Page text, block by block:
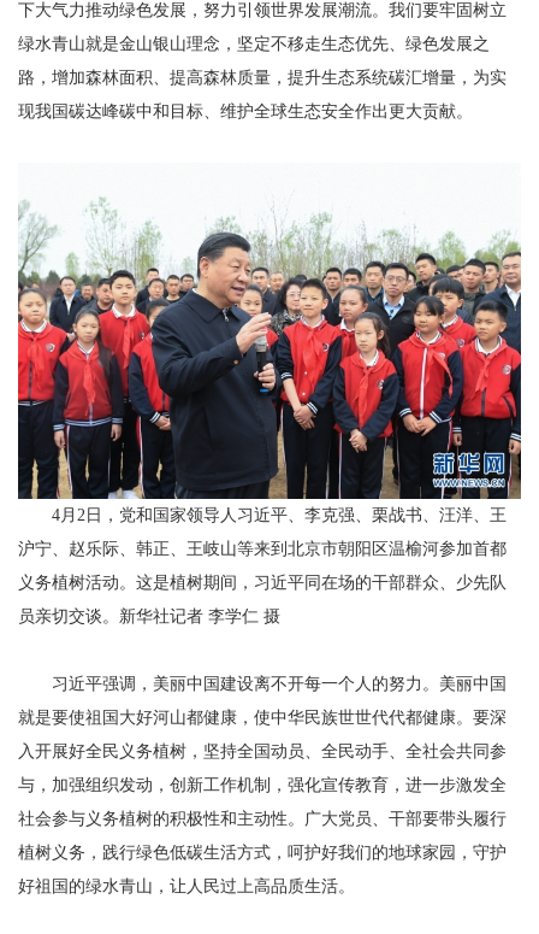
下大气力推动绿色发展，努力引领世界发展潮流。我们要牢固树立
绿水青山就是金山银山理念，坚定不移走生态优先、绿色发展之
路，增加森林面积、提高森林质量，提升生态系统碳汇增量，为实
现我国碳达峰碳中和目标、维护全球生态安全作出更大贡献。
4月2日，党和国家领导人习近平、李克强、栗战书、汪洋、王
沪宁、赵乐际、韩正、王岐山等来到北京市朝阳区温榆河参加首都
义务植树活动。这是植树期间，习近平同在场的干部群众、少先队
员亲切交谈。新华社记者 李学仁 摄
习近平强调，美丽中国建设离不开每一个人的努力。美丽中国
就是要使祖国大好河山都健康，使中华民族世世代代都健康。要深
入开展好全民义务植树，坚持全国动员、全民动手、全社会共同参
与，加强组织发动，创新工作机制，强化宣传教育，进一步激发全
社会参与义务植树的积极性和主动性。广大党员、干部要带头履行
植树义务，践行绿色低碳生活方式，呵护好我们的地球家园，守护
好祖国的绿水青山，让人民过上高品质生活。